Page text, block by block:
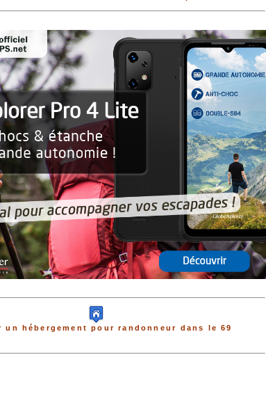
un hébergement pour randonneur dans le 69